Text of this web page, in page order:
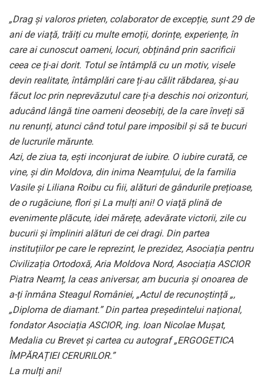
„Drag și valoros prieten, colaborator de excepție, sunt 29 de
ani de viață, trăiți cu multe emoții, dorințe, experiențe, în
care ai cunoscut oameni, locuri, obținând prin sacrificii
ceea ce ți-ai dorit. Totul se întâmplă cu un motiv, visele
devin realitate, întâmplări care ți-au călit răbdarea, și-au
făcut loc prin neprevăzutul care ți-a deschis noi orizonturi,
aducând lângă tine oameni deosebiți, de la care înveți să
nu renunți, atunci când totul pare imposibil și să te bucuri
de lucrurile mărunte.
Azi, de ziua ta, ești inconjurat de iubire. O iubire curată, ce
vine, și din Moldova, din inima Neamțului, de la familia
Vasile și Liliana Roibu cu fiii, alături de gândurile prețioase,
de o rugăciune, flori și La mulți ani! O viaţă plină de
evenimente plăcute, idei mărețe, adevărate victorii, zile cu
bucurii și împliniri alături de cei dragi. Din partea
instituțiilor pe care le reprezint, le prezidez, Asociația pentru
Civilizația Ortodoxă, Aria Moldova Nord, Asociația ASCIOR
Piatra Neamț, la ceas aniversar, am bucuria și onoarea de
a-ți înmâna Steagul României, „Actul de recunoștință „,
„Diploma de diamant.” Din partea preşedintelui național,
fondator Asociația ASCIOR, ing. Ioan Nicolae Muşat,
Medalia cu Brevet și cartea cu autograf „ERGOGETICA
ÎMPĂRAȚIEI CERURILOR.”
La mulți ani!